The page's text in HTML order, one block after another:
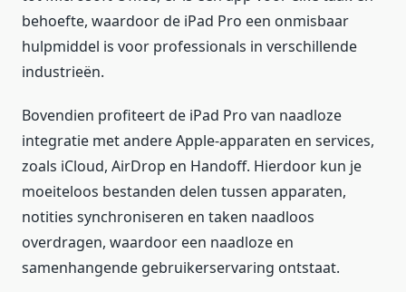
behoefte, waardoor de iPad Pro een onmisbaar
hulpmiddel is voor professionals in verschillende
industrieën.
Bovendien profiteert de iPad Pro van naadloze
integratie met andere Apple-apparaten en services,
zoals iCloud, AirDrop en Handoff. Hierdoor kun je
moeiteloos bestanden delen tussen apparaten,
notities synchroniseren en taken naadloos
overdragen, waardoor een naadloze en
samenhangende gebruikerservaring ontstaat.